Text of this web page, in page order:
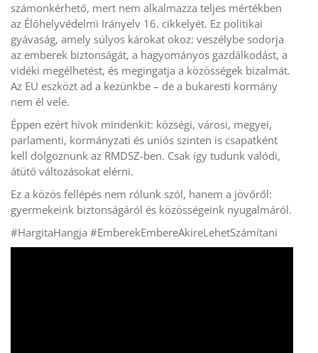
számonkérhető, mert nem alkalmazza teljes mértékben
az Élőhelyvédelmi Irányelv 16. cikkelyét. Ez politikai
gyávaság, amely súlyos károkat okoz: veszélybe sodorja
az emberek biztonságát, a hagyományos gazdálkodást, a
vidéki megélhetést, és megingatja a közösségek bizalmát.
Az EU eszközt ad a kezünkbe – de a bukaresti kormány
nem él vele.
Éppen ezért hívok mindenkit: községi, városi, megyei,
parlamenti, kormányzati és uniós szinten is csapatként
kell dolgoznunk az RMDSZ-ben. Csak így tudunk valódi,
átütő változásokat elérni.
Ez a közös fellépés nem rólunk szól, hanem a jövőről:
gyermekeink biztonságáról és közösségeink nyugalmáról.
#HargitaHangja #EmberekEmbereAkireLehetSzámítani